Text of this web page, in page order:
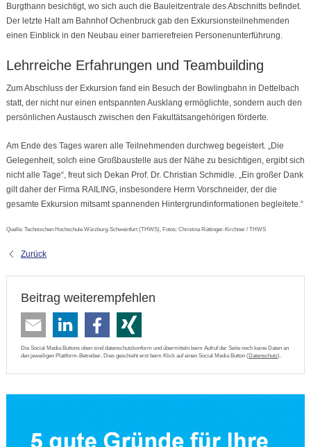
Burgthann besichtigt, wo sich auch die Bauleitzentrale des Abschnitts befindet.
Der letzte Halt am Bahnhof Ochenbruck gab den Exkursionsteilnehmenden
einen Einblick in den Neubau einer barrierefreien Personenunterführung.
Lehrreiche Erfahrungen und Teambuilding
Zum Abschluss der Exkursion fand ein Besuch der Bowlingbahn in Dettelbach
statt, der nicht nur einen entspannten Ausklang ermöglichte, sondern auch den
persönlichen Austausch zwischen den Fakultätsangehörigen förderte.
Am Ende des Tages waren alle Teilnehmenden durchweg begeistert. „Die
Gelegenheit, solch eine Großbaustelle aus der Nähe zu besichtigen, ergibt sich
nicht alle Tage“, freut sich Dekan Prof. Dr. Christian Schmidle. „Ein großer Dank
gilt daher der Firma RAILING, insbesondere Herrn Vorschneider, der die
gesamte Exkursion mitsamt spannenden Hintergrundinformationen begleitete.“
Quelle: Technischen Hochschule Würzburg-Schweinfurt (THWS), Fotos: Christina Rüttinger-Kirchner / THWS
Zurück
Beitrag weiterempfehlen
Die Social Media Buttons oben sind datenschutzkonform und übermitteln beim Aufruf der Seite noch keine Daten an
den jeweiligen Plattform-Betreiber. Dies geschieht erst beim Klick auf einen Social Media Button (Datenschutz).